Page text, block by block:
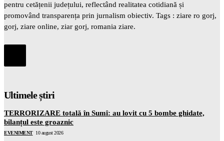
pentru cetățenii județului, reflectând realitatea cotidiană și
promovând transparența prin jurnalism obiectiv. Tags : ziare ro gorj,
gorj, ziare online, ziar gorj, romania ziare.
Ultimele știri
TERRORIZARE totală în Sumî: au lovit cu 5 bombe ghidate,
bilanțul este groaznic
EVENIMENT 10 august 2026